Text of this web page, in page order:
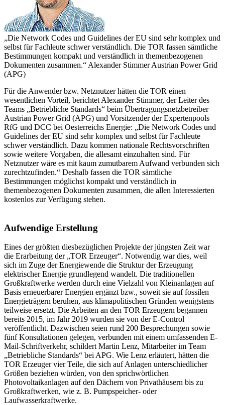
„Die Network Codes und Guidelines der EU sind sehr komplex und
selbst für Fachleute schwer verständlich. Die TOR fassen sämtliche
Bestimmungen kompakt und verständlich in themenbezogenen
Dokumenten zusammen.“ Alexander StimmerAustrian Power Grid
(APG)
Für die Anwender bzw. Netznutzer hätten die TOR einen
wesentlichen Vorteil, berichtet Alexander Stimmer, der Leiter des
Teams „Betriebliche Standards“ beim Übertragungsnetzbetreiber
Austrian Power Grid (APG) und Vorsitzender der Expertenpools
RfG und DCC bei Oesterreichs Energie: „Die Network Codes und
Guidelines der EU sind sehr komplex und selbst für Fachleute
schwer verständlich. Dazu kommen nationale Rechtsvorschriften
sowie weitere Vorgaben, die allesamt einzuhalten sind. Für
Netznutzer wäre es mit kaum zumutbarem Aufwand verbunden sich
zurechtzufinden.“ Deshalb fassen die TOR sämtliche
Bestimmungen möglichst kompakt und verständlich in
themenbezogenen Dokumenten zusammen, die allen Interessierten
kostenlos zur Verfügung stehen.
Aufwendige Erstellung
Eines der größten diesbezüglichen Projekte der jüngsten Zeit war
die Erarbeitung der „TOR Erzeuger“. Notwendig war dies, weil
sich im Zuge der Energiewende die Struktur der Erzeugung
elektrischer Energie grundlegend wandelt. Die traditionellen
Großkraftwerke werden durch eine Vielzahl von Kleinanlagen auf
Basis erneuerbarer Energien ergänzt bzw., soweit sie auf fossilen
Energieträgern beruhen, aus klimapolitischen Gründen wenigstens
teilweise ersetzt. Die Arbeiten an den TOR Erzeugern begannen
bereits 2015, im Jahr 2019 wurden sie von der E-Control
veröffentlicht. Dazwischen seien rund 200 Besprechungen sowie
fünf Konsultationen gelegen, verbunden mit einem umfassenden E-
Mail-Schriftverkehr, schildert Martin Lenz, Mitarbeiter im Team
„Betriebliche Standards“ bei APG. Wie Lenz erläutert, hätten die
TOR Erzeuger vier Teile, die sich auf Anlagen unterschiedlicher
Größen beziehen würden, von den sprichwörtlichen
Photovoltaikanlagen auf den Dächern von Privathäusern bis zu
Großkraftwerken, wie z. B. Pumpspeicher- oder
Laufwasserkraftwerke.